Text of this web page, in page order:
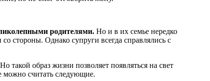
родителями. Но и в их семье нередко
стороны. Однако супруги всегда справлялись с
образ жизни позволяет появляться на свет
можно считать следующие.